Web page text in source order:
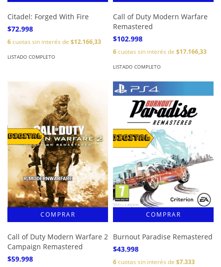
Citadel: Forged With Fire
$72.998
6cuotas sin interés de $12.166,33
LISTADO COMPLETO
Call of Duty Modern Warfare
Remastered
$102.998
6cuotas sin interés de $17.166,33
LISTADO COMPLETO
Call of Duty Modern Warfare 2
Campaign Remastered
$59.998
Burnout Paradise Remastered
$43.998
6cuotas sin interés de $7.333